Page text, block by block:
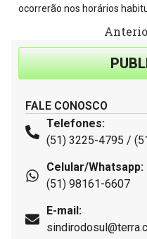
ocorrerão nos horários
FALE CONOSCO
Telefones:
(51) 3225-4795 /
Celular/Whatsapp:
(51) 98161-6607
E-mail: